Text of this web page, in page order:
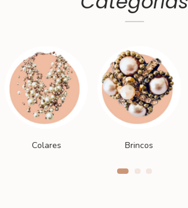
Colares Brincos